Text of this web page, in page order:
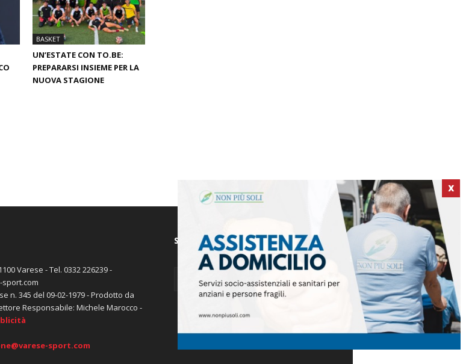
BASKET
UN’ESTATE CON TO.BE:
PREPARARSI INSIEME PER LA
NUOVA STAGIONE
X
Varese - Tel. 0332 226239 -
n. 345 del 09-02-1979 - Prodotto da
Responsabile: Michele Marocco -
sport.com
SEGUICI